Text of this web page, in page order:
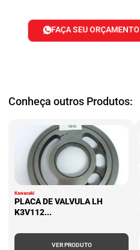
FAÇA SEU ORÇAMENTO
Conheça outros Produtos:
Kawasaki
PLACA DE VALVULA LH
K3V112...
VER PRODUTO